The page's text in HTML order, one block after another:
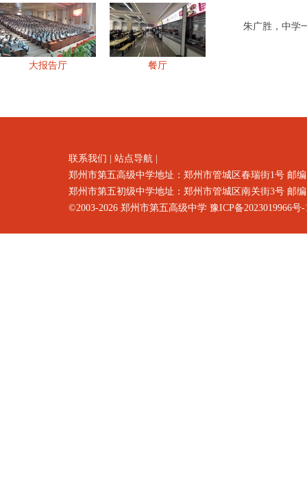
大报告厅 餐厅
朱广胜，中学
联系我们 站点导航
郑州市第五高级中学地址：郑州市管城区春瑞街1号 邮
郑州市第五初级中学地址：郑州市管城区南关街3号 邮
©2003-2026 郑州市第五高级中学 豫ICP备2023019966号-